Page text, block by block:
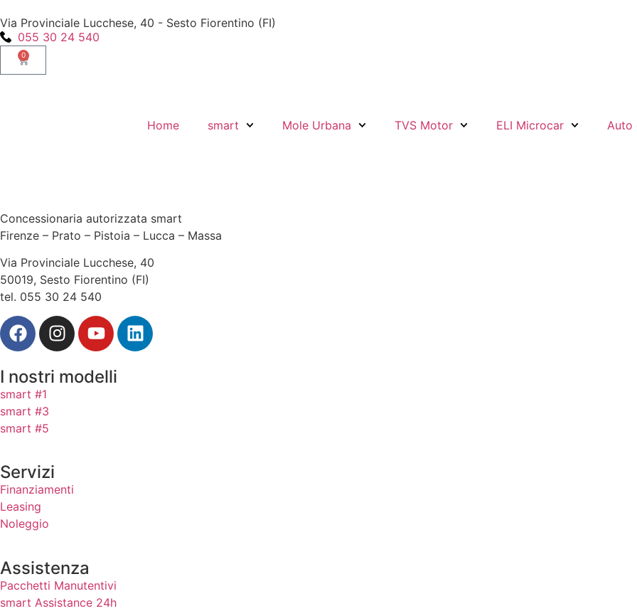
Via Provinciale Lucchese, 40 - Sesto Fiorentino (FI)
055 30 24 540
0
Home smart Mole Urbana TVS Motor ELI Microcar Auto
Concessionaria autorizzata smart
Firenze – Prato – Pistoia – Lucca – Massa
Via Provinciale Lucchese, 40
50019, Sesto Fiorentino (FI)
tel. 055 30 24 540
I nostri modelli
smart #1
smart #3
smart #5
Servizi
Finanziamenti
Leasing
Noleggio
Assistenza
Pacchetti Manutentivi
smart Assistance 24h